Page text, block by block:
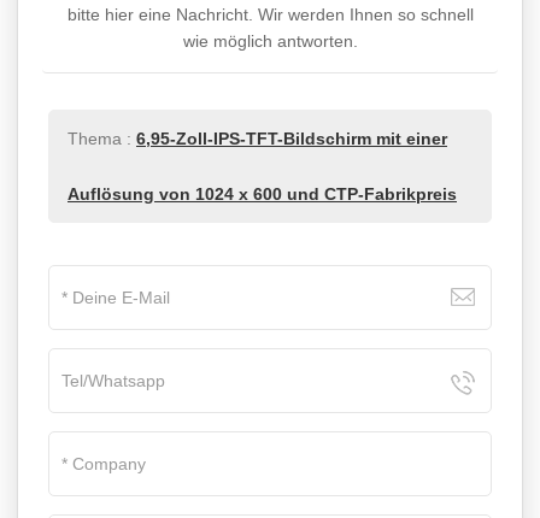
bitte hier eine Nachricht. Wir werden Ihnen so schnell
wie möglich antworten.
Thema : 6,95-Zoll-IPS-TFT-Bildschirm mit einer
Auflösung von 1024 x 600 und CTP-Fabrikpreis